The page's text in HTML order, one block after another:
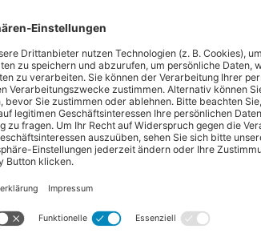
befanden sich zuvor häufig Milch- oder